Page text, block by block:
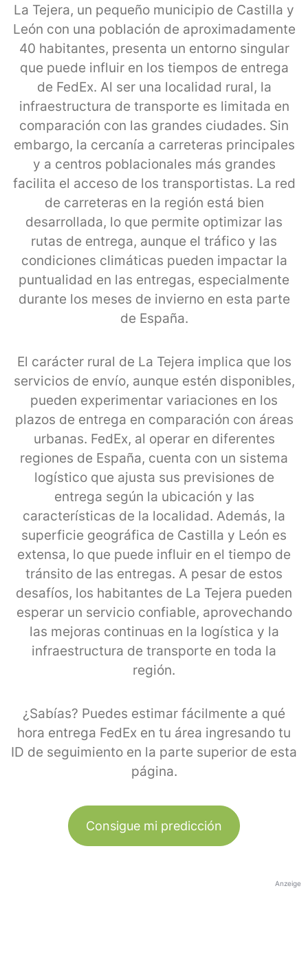
La Tejera, un pequeño municipio de Castilla y
León con una población de aproximadamente
40 habitantes, presenta un entorno singular
que puede influir en los tiempos de entrega
de FedEx. Al ser una localidad rural, la
infraestructura de transporte es limitada en
comparación con las grandes ciudades. Sin
embargo, la cercanía a carreteras principales
y a centros poblacionales más grandes
facilita el acceso de los transportistas. La red
de carreteras en la región está bien
desarrollada, lo que permite optimizar las
rutas de entrega, aunque el tráfico y las
condiciones climáticas pueden impactar la
puntualidad en las entregas, especialmente
durante los meses de invierno en esta parte
de España.
El carácter rural de La Tejera implica que los
servicios de envío, aunque estén disponibles,
pueden experimentar variaciones en los
plazos de entrega en comparación con áreas
urbanas. FedEx, al operar en diferentes
regiones de España, cuenta con un sistema
logístico que ajusta sus previsiones de
entrega según la ubicación y las
características de la localidad. Además, la
superficie geográfica de Castilla y León es
extensa, lo que puede influir en el tiempo de
tránsito de las entregas. A pesar de estos
desafíos, los habitantes de La Tejera pueden
esperar un servicio confiable, aprovechando
las mejoras continuas en la logística y la
infraestructura de transporte en toda la
región.
¿Sabías? Puedes estimar fácilmente a qué
hora entrega FedEx en tu área ingresando tu
ID de seguimiento en la parte superior de esta
página.
Consigue mi predicción
Anzeige